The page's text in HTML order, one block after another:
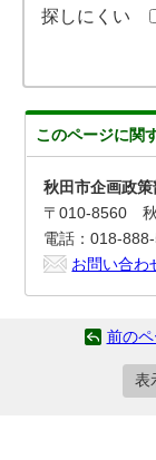
探しにくい
このページに関
秋田市企画政
〒010-8560
電話：018-
お問い合わ
前の
表